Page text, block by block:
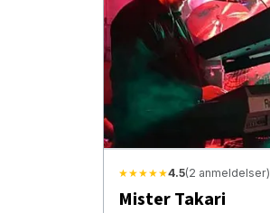
★★★★★4.5(2 anmeldelser)
Mister Takari